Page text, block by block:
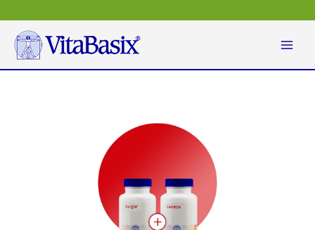
al
contenido